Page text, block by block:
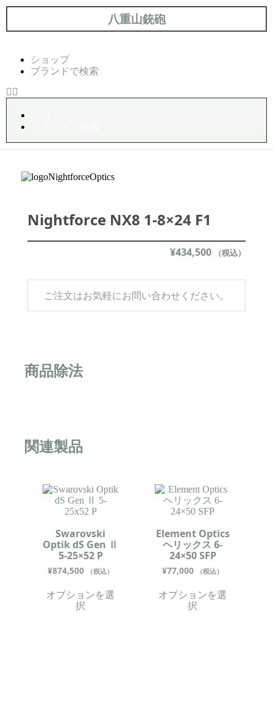
八重山銃砲
ショップ
ブランドで検索
Nightforce NX8 1-8×24 F1
¥434,500 （税込）
ご注文はお気軽にお問い合わせください。
商品除法
関連製品
Swarovski
Optik dS Gen Ⅱ
5-25×52 P
¥874,500 （税込）
オプションを選
択
Element Optics
ヘリックス 6-
24×50 SFP
¥77,000 （税込）
オプションを選
択